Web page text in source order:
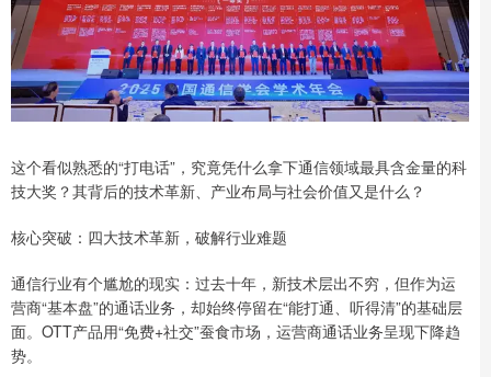
这个看似熟悉的“打电话”，究竟凭什么拿下通信领域最具含金量的科
技大奖？其背后的技术革新、产业布局与社会价值又是什么？
核心突破：四大技术革新，破解行业难题
通信行业有个尴尬的现实：过去十年，新技术层出不穷，但作为运
营商“基本盘”的通话业务，却始终停留在“能打通、听得清”的基础层
面。OTT产品用“免费+社交”蚕食市场，运营商通话业务呈现下降趋
势。